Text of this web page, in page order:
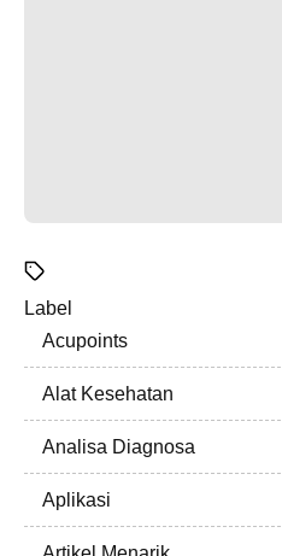
Label
Acupoints
Alat Kesehatan
Analisa Diagnosa
Aplikasi